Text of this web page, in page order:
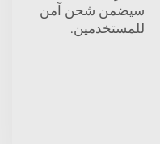
سيضمن شحن آمن
للمستخدمين.